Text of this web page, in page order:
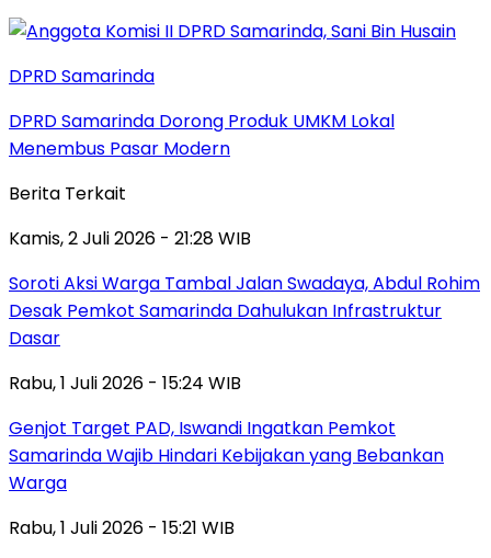
DPRD Samarinda
DPRD Samarinda Dorong Produk UMKM Lokal
Menembus Pasar Modern
Berita Terkait
Kamis, 2 Juli 2026 - 21:28 WIB
Soroti Aksi Warga Tambal Jalan Swadaya, Abdul Rohim
Desak Pemkot Samarinda Dahulukan Infrastruktur
Dasar
Rabu, 1 Juli 2026 - 15:24 WIB
Genjot Target PAD, Iswandi Ingatkan Pemkot
Samarinda Wajib Hindari Kebijakan yang Bebankan
Warga
Rabu, 1 Juli 2026 - 15:21 WIB